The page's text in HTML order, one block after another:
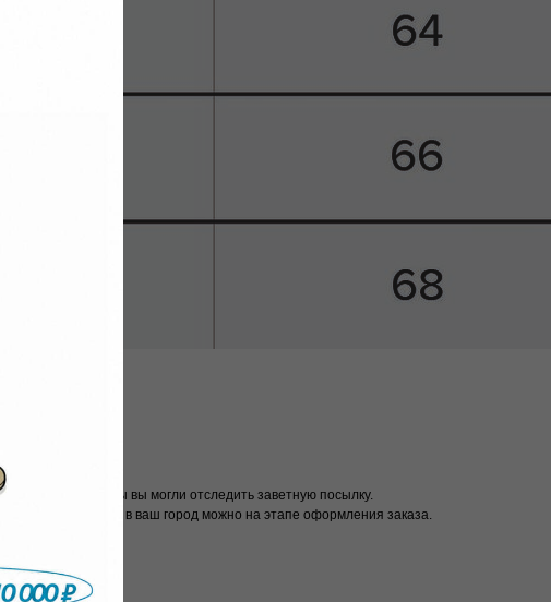
номер, чтобы вы могли отследить заветную посылку.
сроки доставки в ваш город можно на этапе оформления заказа.